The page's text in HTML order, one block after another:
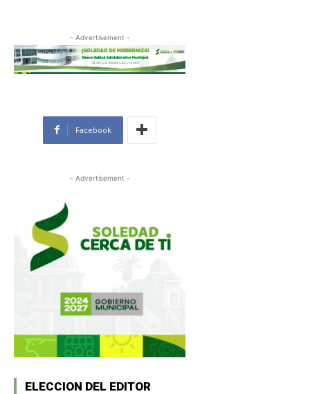
- Advertisement -
Facebook
- Advertisement -
ELECCION DEL EDITOR